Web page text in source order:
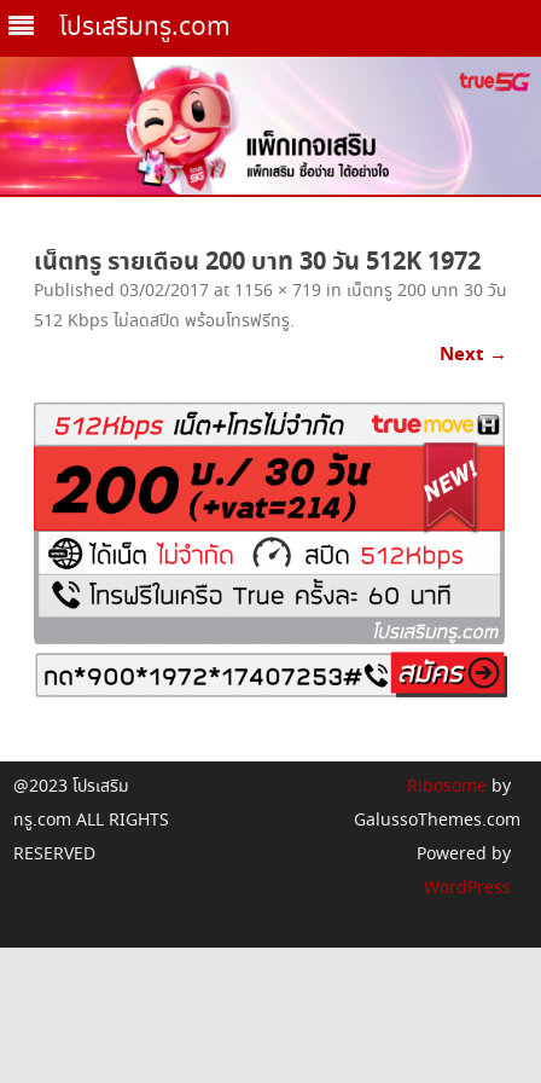
โปรเสริมทรู.com
content
เน็ตทรู รายเดือน 200 บาท 30 วัน 512K 1972
Published 03/02/2017 at 1156 × 719 in เน็ตทรู 200 บาท 30 วัน
512 Kbps ไม่ลดสปีด พร้อมโทรฟรีทรู.
Next →
@2023 โปรเสริม
ทรู.com ALL RIGHTS
RESERVED
Ribosomeby
GalussoThemes.com
Powered by
WordPress